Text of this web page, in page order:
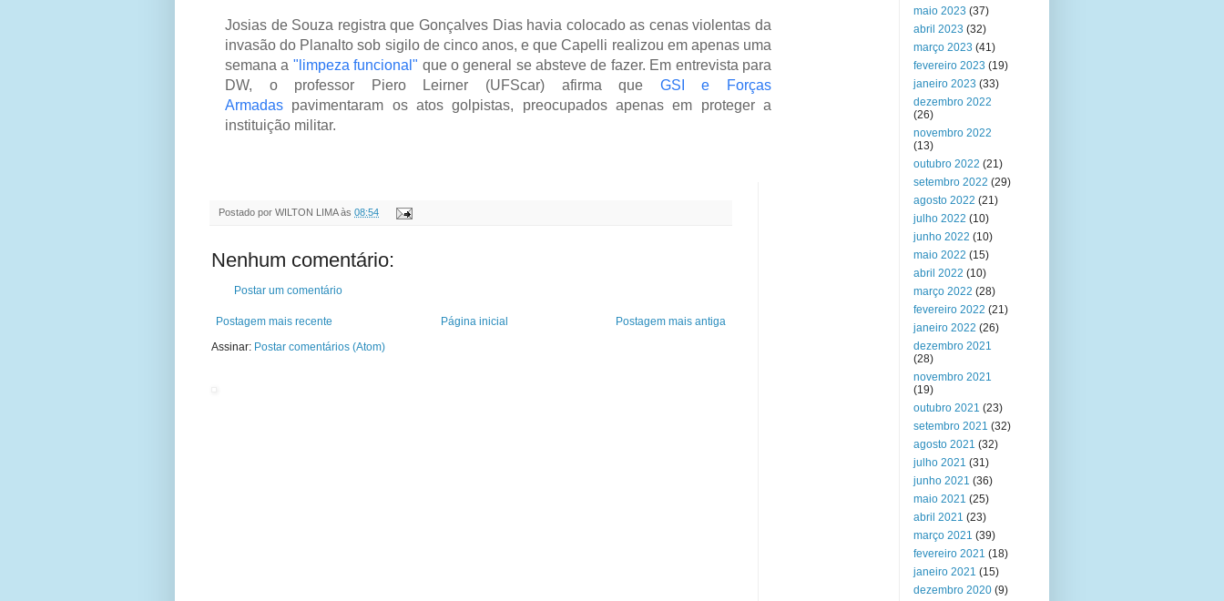
Josias de Souza registra que Gonçalves Dias havia colocado as cenas violentas da
invasão do Planalto sob sigilo de cinco anos, e que Capelli realizou em apenas uma
semana a "limpeza funcional" que o general se absteve de fazer. Em entrevista para
DW, o professor Piero Leirner (UFScar) afirma que
GSI e Forças
Armadas pavimentaram os atos golpistas, preocupados apenas em proteger a
instituição militar.
Postado por WILTON LIMA às 08:54
Nenhum comentário:
Postar um comentário
Postagem mais recente Postagem mais antiga
Página inicial
Assinar: Postar comentários (Atom)
maio 2023 (37)
abril 2023 (32)
março 2023 (41)
fevereiro 2023 (19)
janeiro 2023 (33)
dezembro 2022
(26)
novembro 2022
(13)
outubro 2022 (21)
setembro 2022 (29)
agosto 2022 (21)
julho 2022 (10)
junho 2022 (10)
maio 2022 (15)
abril 2022 (10)
março 2022 (28)
fevereiro 2022 (21)
janeiro 2022 (26)
dezembro 2021
(28)
novembro 2021
(19)
outubro 2021 (23)
setembro 2021 (32)
agosto 2021 (32)
julho 2021 (31)
junho 2021 (36)
maio 2021 (25)
abril 2021 (23)
março 2021 (39)
fevereiro 2021 (18)
janeiro 2021 (15)
dezembro 2020 (9)